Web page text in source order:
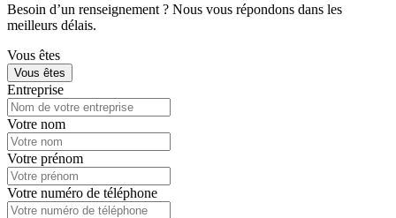
Besoin d’un renseignement ? Nous vous répondons dans les
meilleurs délais.
Vous êtes
Vous êtes
Entreprise
Votre nom
Votre prénom
Votre numéro de téléphone